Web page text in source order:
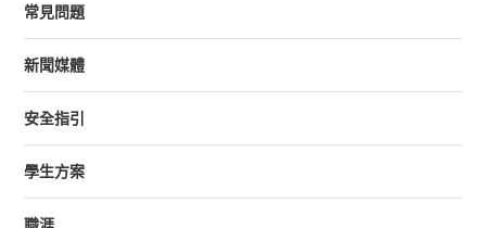
常見問題
新聞媒體
安全指引
學生方案